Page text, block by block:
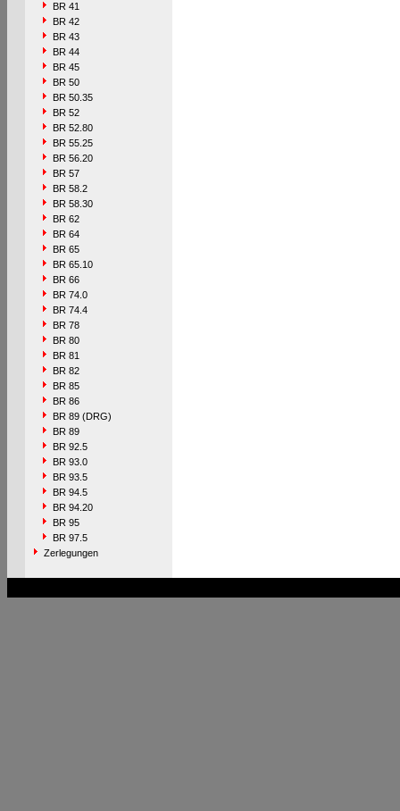
BR 41
BR 42
BR 43
BR 44
BR 45
BR 50
BR 50.35
BR 52
BR 52.80
BR 55.25
BR 56.20
BR 57
BR 58.2
BR 58.30
BR 62
BR 64
BR 65
BR 65.10
BR 66
BR 74.0
BR 74.4
BR 78
BR 80
BR 81
BR 82
BR 85
BR 86
BR 89 (DRG)
BR 89
BR 92.5
BR 93.0
BR 93.5
BR 94.5
BR 94.20
BR 95
BR 97.5
Zerlegungen